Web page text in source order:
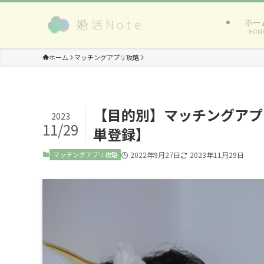
ホー
ホーム マッチングアプリ攻略
【目的別】マッチングア
単登録】
2023
11/29
マッチングアプリ攻略 2022年9月27日 2023年11月29日